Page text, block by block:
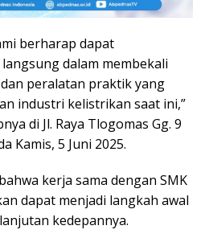
berharap dapat
dalam membekali
peralatan praktik yang
industri kelistrikan saat ini,”
di Jl. Raya Tlogomas Gg. 9
Kamis, 5 Juni 2025.
kerja sama dengan SMK
dapat menjadi langkah awal
kedepannya.